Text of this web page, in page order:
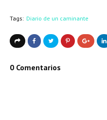
Tags: Diario de un caminante
0 Comentarios